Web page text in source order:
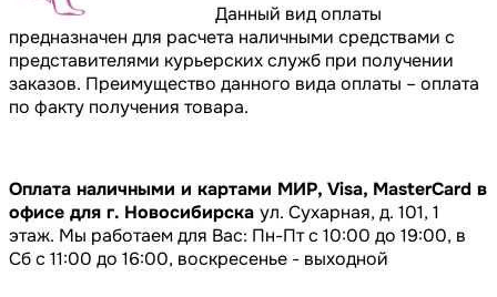
Данный вид оплаты
предназначен для расчета наличными средствами с
представителями курьерских служб при получении
заказов. Преимущество данного вида оплаты – оплата
по факту получения товара.
Оплата наличными и картами МИР, Visa, MasterCard в
офисе для г. Новосибирска ул. Сухарная, д. 101, 1
этаж. Мы работаем для Вас: Пн-Пт с 10:00 до 19:00, в
Сб с 11:00 до 16:00, воскресенье - выходной